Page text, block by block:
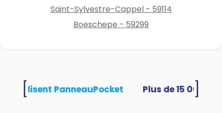
Saint-Sylvestre-Cappel - 59114
Boeschepe - 59299
utilisent PanneauPocket